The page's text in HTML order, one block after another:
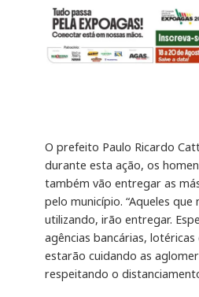
O prefeito Paulo Ricardo
durante esta ação, os
também vão entregar as
pelo município. “Aqueles que
utilizando, irão entregar.
agências bancárias, lotéricas
estarão cuidando as
respeitando o